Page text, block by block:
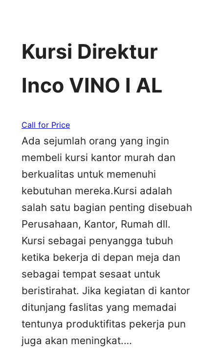
Kursi Direktur
Inco VINO I AL
Call for Price
Ada sejumlah orang yang ingin
membeli kursi kantor murah dan
berkualitas untuk memenuhi
kebutuhan mereka.Kursi adalah
salah satu bagian penting disebuah
Perusahaan, Kantor, Rumah dll.
Kursi sebagai penyangga tubuh
ketika bekerja di depan meja dan
sebagai tempat sesaat untuk
beristirahat. Jika kegiatan di kantor
ditunjang faslitas yang memadai
tentunya produktifitas pekerja pun
juga akan meningkat.…